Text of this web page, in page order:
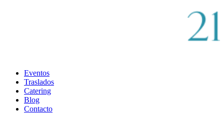
Eventos
Traslados
Catering
Blog
Contacto